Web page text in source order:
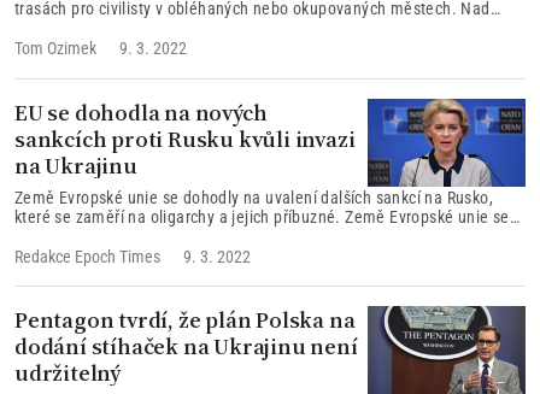
trasách pro civilisty v obléhaných nebo okupovaných městech. Nad
o zajištění bezpečnosti humanitárních koridorů většinou selhaly a Rusko
Tom Ozimek 9. 3. 2022
EU se dohodla na nových
sankcích proti Rusku kvůli invazi
na Ukrajinu
Země Evropské unie se dohodly na uvalení dalších sankcí na Rusko,
které se zaměří na oligarchy a jejich příbuzné. Země Evropské unie se
oligarchy a jejich příbuzné. Oznámila to Evropská komise.
Redakce Epoch Times 9. 3. 2022
Pentagon tvrdí, že plán Polska na
dodání stíhaček na Ukrajinu není
udržitelný